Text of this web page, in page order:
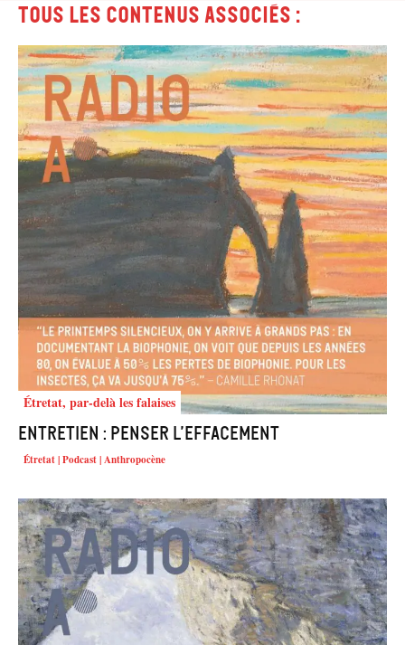
Tous les contenus associés :
Étretat, par-delà les falaises
Entretien : Penser l’effacement
Étretat | Podcast | Anthropocène